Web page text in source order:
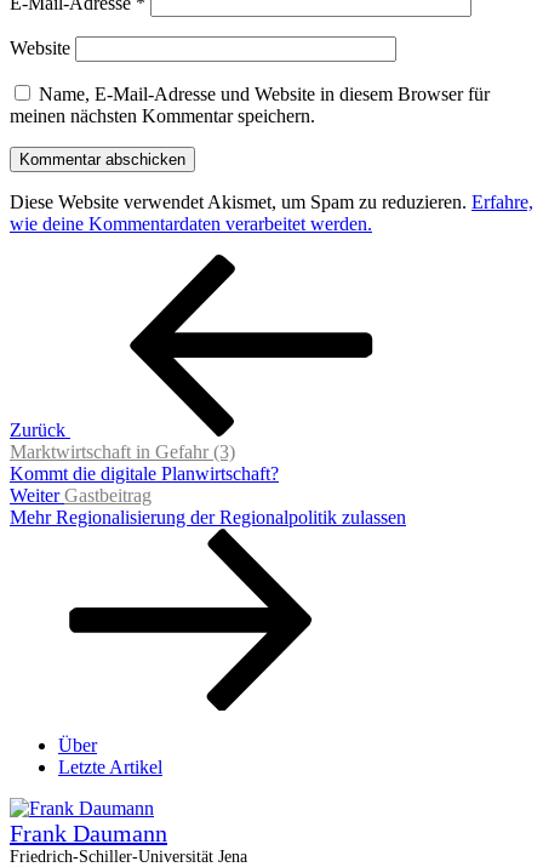
Website
Name, E-Mail-Adresse und Website in diesem Browser für
meinen nächsten Kommentar speichern.
Diese Website verwendet Akismet, um Spam zu reduzieren. Erfahre,
wie deine Kommentardaten verarbeitet werden.
Beitragsnavigation
Zurück
Marktwirtschaft in Gefahr (3)
Kommt die digitale Planwirtschaft?
Nächster
Beitrag
Weiter Gastbeitrag
Mehr Regionalisierung der Regionalpolitik zulassen
Über
Letzte Artikel
Frank Daumann
Friedrich-Schiller-Universität Jena